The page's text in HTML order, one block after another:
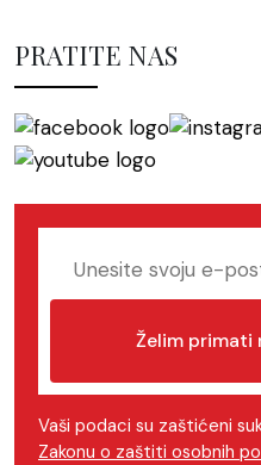
PRATITE NAS
Želim primati
Vaši podaci su zaštićeni
Zakonu o zaštiti osobnih